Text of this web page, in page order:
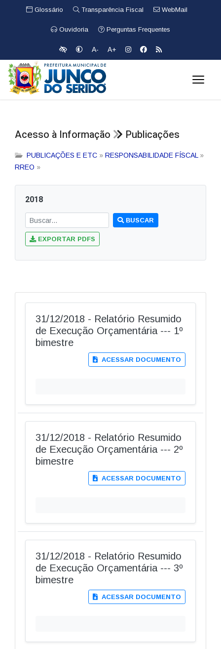
Glossário Transparência Fiscal WebMail
Ouvidoria Perguntas Frequentes
A- A+
Acesso à Informação Publicações
PUBLICAÇÕES E ETC » RESPONSABILIDADE FÍSCAL »
RREO »
2018
BUSCAR
EXPORTAR PDFS
31/12/2018 - Relatório Resumido
de Execução Orçamentária --- 1º
bimestre
ACESSAR DOCUMENTO
31/12/2018 - Relatório Resumido
de Execução Orçamentária --- 2º
bimestre
ACESSAR DOCUMENTO
31/12/2018 - Relatório Resumido
de Execução Orçamentária --- 3º
bimestre
ACESSAR DOCUMENTO